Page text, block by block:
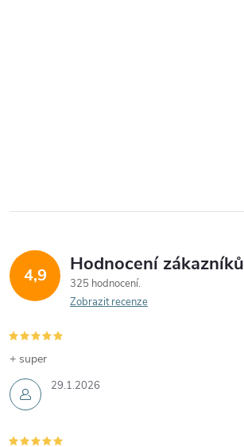
4,9 Hodnocení zákazníků
325 hodnocení
Zobrazit recenze
29.1.2026
+ super